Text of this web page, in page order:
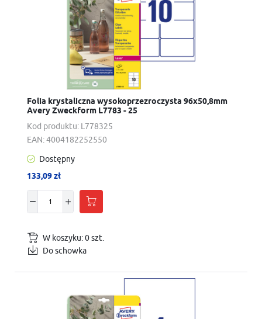
Kod produktu: L778325
Folia krystaliczna wysokoprzezroczysta 96x50,8mm
Avery Zweckform L7783 - 25
EAN:4004182252550
Dostępny
133,09 zł
W koszyku:0szt.
Do schowka